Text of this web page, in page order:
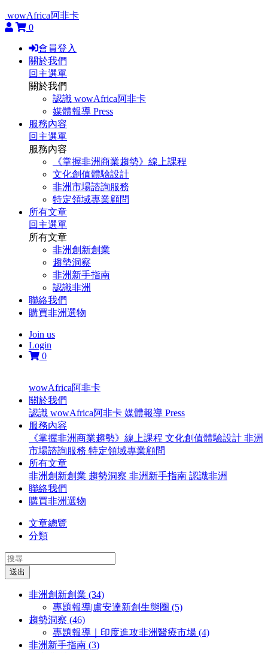
wowAfrica阿非卡
0
會員登入
關於我們
回主選單
關於我們
認識 wowAfrica阿非卡
媒體報導 Press
服務內容
回主選單
服務內容
《掌握非洲商業趨勢》線上課程
文化創值體驗設計
非洲市場諮詢服務
特定領域專業顧問
所有文章
回主選單
所有文章
非洲創新創業
趨勢洞察
非洲新手指南
認識非洲
聯絡我們
購買非洲選物
Join us
Login
0
wowAfrica阿非卡
關於我們
認識 wowAfrica阿非卡 媒體報導 Press
服務內容
《掌握非洲商業趨勢》線上課程 文化創值體驗設計 非洲
市場諮詢服務 特定領域專業顧問
所有文章
非洲創新創業 趨勢洞察 非洲新手指南 認識非洲
聯絡我們
購買非洲選物
文章總覽
分類
送出
非洲創新創業 (34)
專題報導|盧安達新創生態圈 (5)
趨勢洞察 (46)
專題報導｜印度進攻非洲醫療市場 (4)
非洲新手指南 (3)